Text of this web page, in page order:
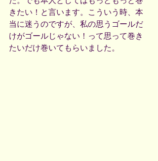
きたい！と言います。こういう時、本
当に迷うのですが、私の思うゴールだ
けがゴールじゃない！って思って巻き
たいだけ巻いてもらいました。